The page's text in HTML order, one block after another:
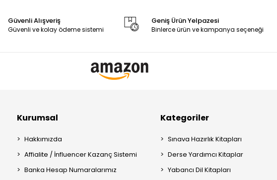
Güvenli Alışveriş
Güvenli ve kolay ödeme sistemi
Geniş Ürün Yelpazesi
Binlerce ürün ve kampanya seçeneği
Kurumsal
Hakkımızda
Affialite / İnfluencer Kazanç Sistemi
Banka Hesap Numaralarımız
Kategoriler
Sınava Hazırlık Kitapları
Derse Yardımcı Kitaplar
Yabancı Dil Kitapları